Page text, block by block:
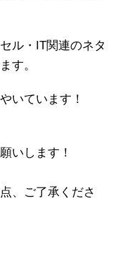
ル・IT関連のネタ
す。
いています！
いします！
、ご了承くださ